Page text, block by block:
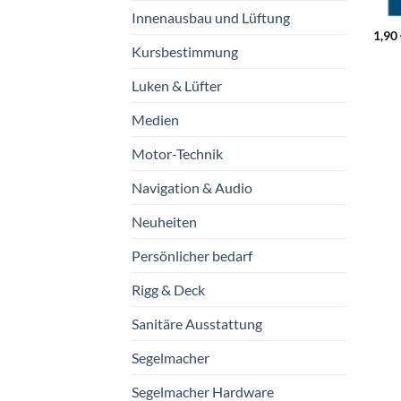
Innenausbau und Lüftung
Kursbestimmung
Luken & Lüfter
Medien
Motor-Technik
Navigation & Audio
Neuheiten
Persönlicher bedarf
Rigg & Deck
Sanitäre Ausstattung
Segelmacher
Segelmacher Hardware
1,90